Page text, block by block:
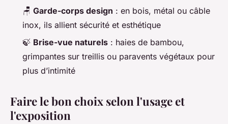
🪑 Garde-corps design : en bois, métal ou câble
inox, ils allient sécurité et esthétique
🍃 Brise-vue naturels : haies de bambou,
grimpantes sur treillis ou paravents végétaux pour
plus d’intimité
Faire le bon choix selon l'usage et
l'exposition